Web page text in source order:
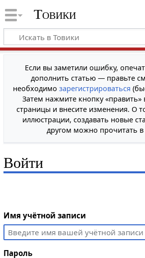
Товики
Если вы заметили ошибку,
дополнить статью — правьте
необходимо зарегистрироваться
Затем нажмите кнопку «править»
страницы и внесите изменения. О
иллюстрации, создавать новые
другом можно прочитать в
Войти
Имя учётной записи
Пароль